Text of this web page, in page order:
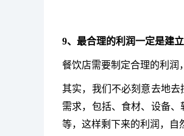
9、最合理的利润一定是建
餐饮店需要制定合理的利润
其实，我们不必刻意去地
需求，包括、食材、设备
等，这样剩下来的利润，自